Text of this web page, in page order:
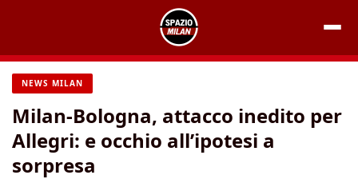
contenuto
NEWS MILAN
Milan-Bologna, attacco inedito per
Allegri: e occhio all’ipotesi a
sorpresa